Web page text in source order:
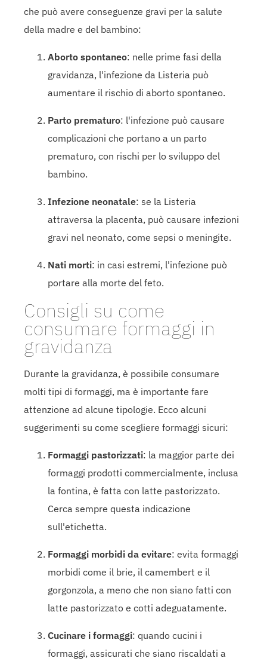
che può avere conseguenze gravi per la salute
della madre e del bambino:
Aborto spontaneo: nelle prime fasi della
gravidanza, l'infezione da Listeria può
aumentare il rischio di aborto spontaneo.
Parto prematuro: l'infezione può causare
complicazioni che portano a un parto
prematuro, con rischi per lo sviluppo del
bambino.
Infezione neonatale: se la Listeria
attraversa la placenta, può causare infezioni
gravi nel neonato, come sepsi o meningite.
Nati morti: in casi estremi, l'infezione può
portare alla morte del feto.
Consigli su come
consumare formaggi in
gravidanza
Durante la gravidanza, è possibile consumare
molti tipi di formaggi, ma è importante fare
attenzione ad alcune tipologie. Ecco alcuni
suggerimenti su come scegliere formaggi sicuri:
Formaggi pastorizzati: la maggior parte dei
formaggi prodotti commercialmente, inclusa
la fontina, è fatta con latte pastorizzato.
Cerca sempre questa indicazione
sull'etichetta.
Formaggi morbidi da evitare: evita formaggi
morbidi come il brie, il camembert e il
gorgonzola, a meno che non siano fatti con
latte pastorizzato e cotti adeguatamente.
Cucinare i formaggi: quando cucini i
formaggi, assicurati che siano riscaldati a